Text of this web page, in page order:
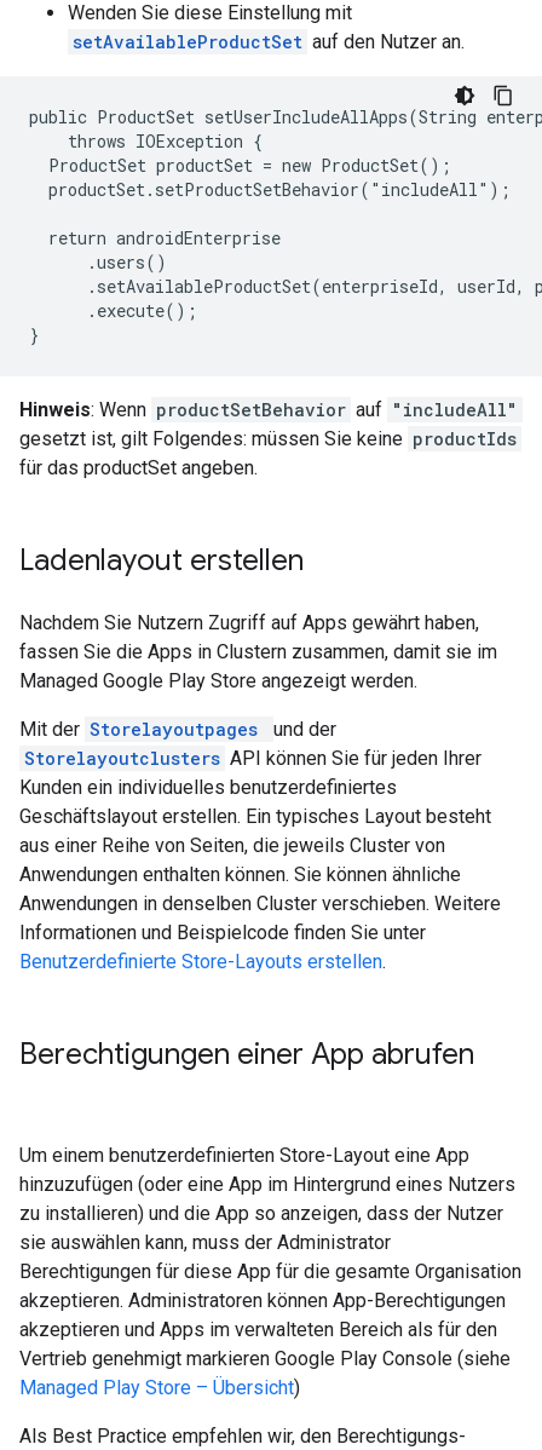
Wenden Sie diese Einstellung mit
setAvailableProductSet auf den Nutzer an.
public ProductSet setUserIncludeAllApps(String
    throws IOException {
  ProductSet productSet = new ProductSet();
  productSet.setProductSetBehavior("includeAll");
  return androidEnterprise
      .users()
.setAvailableProductSet(enterpriseId, userId,
      .execute();
}
Hinweis: Wenn productSetBehavior auf "includeAll"
gesetzt ist, gilt Folgendes: müssen Sie keine productIds
für das productSet angeben.
Ladenlayout erstellen
Nachdem Sie Nutzern Zugriff auf Apps gewährt haben,
fassen Sie die Apps in Clustern zusammen, damit sie im
Managed Google Play Store angezeigt werden.
Mit der Storelayoutpages
und der
Storelayoutclusters API können Sie für jeden Ihrer
Kunden ein individuelles benutzerdefiniertes
Geschäftslayout erstellen. Ein typisches Layout besteht
aus einer Reihe von Seiten, die jeweils Cluster von
Anwendungen enthalten können. Sie können ähnliche
Anwendungen in denselben Cluster verschieben. Weitere
Informationen und Beispielcode finden Sie unter
Benutzerdefinierte Store-Layouts erstellen.
Berechtigungen einer App abrufen
Um einem benutzerdefinierten Store-Layout eine App
hinzuzufügen (oder eine App im Hintergrund eines Nutzers
zu installieren) und die App so anzeigen, dass der Nutzer
sie auswählen kann, muss der Administrator
Berechtigungen für diese App für die gesamte Organisation
akzeptieren. Administratoren können App-Berechtigungen
akzeptieren und Apps im verwalteten Bereich als für den
Vertrieb genehmigt markieren Google Play Console (siehe
Managed Play Store – Übersicht)
Als Best Practice empfehlen wir, den Berechtigungs-